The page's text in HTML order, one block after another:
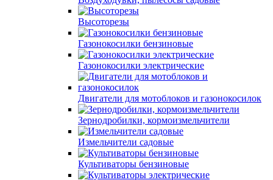
Высоторезы
Газонокосилки бензиновые
Газонокосилки электрические
Двигатели для мотоблоков и газонокосилок
Зернодробилки, кормоизмельчители
Измельчители садовые
Культиваторы бензиновые